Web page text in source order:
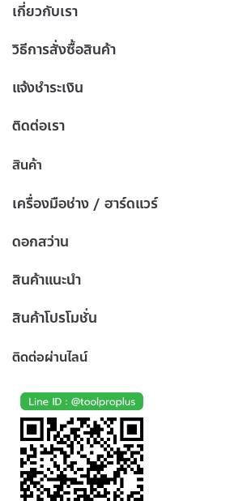
เกี่ยวกับเรา
วิธีการสั่งซื้อสินค้า
แจ้งชำระเงิน
ติดต่อเรา
สินค้า
เครื่องมือช่าง / ฮาร์ดแวร์
ดอกสว่าน
สินค้าแนะนำ
สินค้าโปรโมชั่น
ติดต่อผ่านไลน์